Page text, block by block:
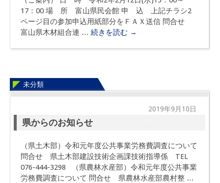
17：00 場 所 富山県民会館 申 込 上記チラシ2
ページ目の参加申込用紙部分をＦＡＸ送信 問合せ
富山県木材組合連 …続きを読む →
未分類
2019年9月10日
県からのお知らせ
（県土木部）令和元年度公共事業労務費調査について
問合せ 県土木部建設技術企画課技術指導係 TEL
076-444-3298 （県農林水産部）令和元年度公共事業
労務費調査について 問合せ 県農林水産部農村整 …